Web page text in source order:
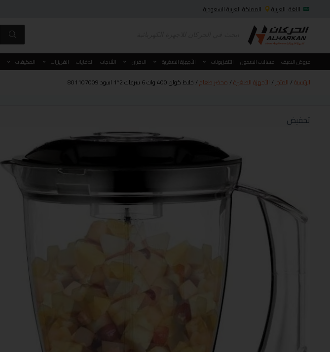
اللغة: العربية المملكة العربية السعودية
عروض الصيف غسالات الصحون التلفزيونات الأجهزة الصغيرة الافران الثلاجات الدفايات الفريزرات المكيفات
الرئيسية/ المتجر / الأجهزة الصغيرة/ محضر طعام/ خلاط كولن 400 وات 6 سرعات 2*1 اسود 801107009
تخفيض